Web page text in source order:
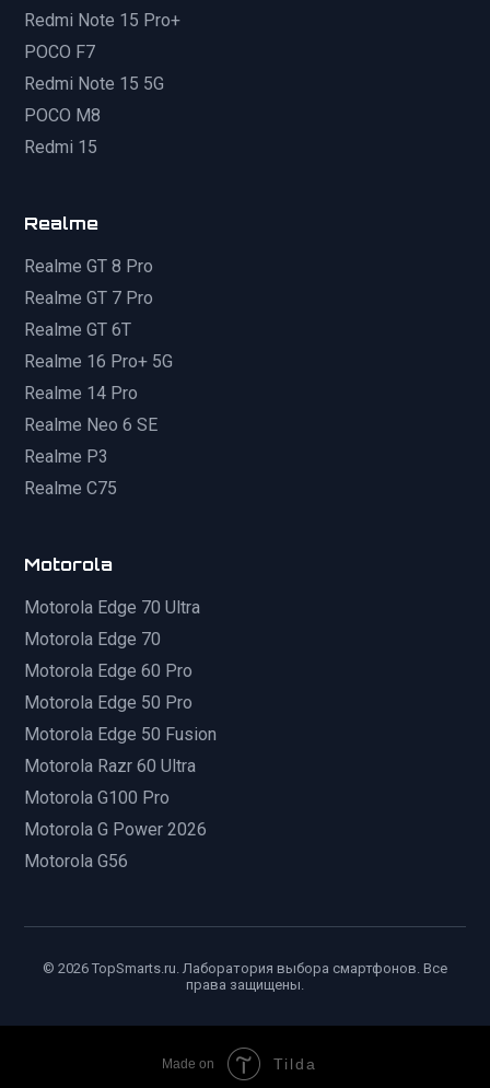
Redmi Note 15 Pro+
POCO F7
Redmi Note 15 5G
POCO M8
Redmi 15
Realme
Realme GT 8 Pro
Realme GT 7 Pro
Realme GT 6T
Realme 16 Pro+ 5G
Realme 14 Pro
Realme Neo 6 SE
Realme P3
Realme C75
Motorola
Motorola Edge 70 Ultra
Motorola Edge 70
Motorola Edge 60 Pro
Motorola Edge 50 Pro
Motorola Edge 50 Fusion
Motorola Razr 60 Ultra
Motorola G100 Pro
Motorola G Power 2026
Motorola G56
© 2026 TopSmarts.ru. Лаборатория выбора смартфонов. Все
права защищены.найти самую низкую цену
Made on Tilda